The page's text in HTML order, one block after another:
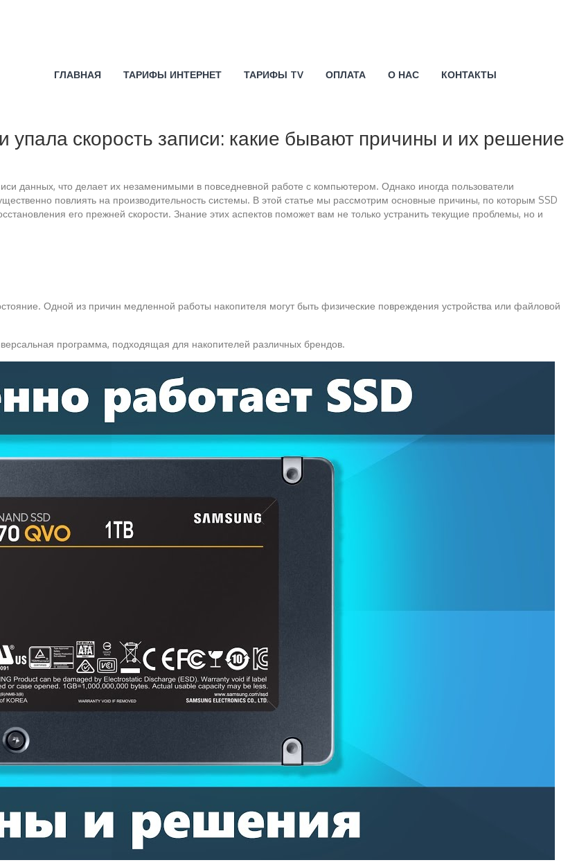
ГЛАВНАЯ ТАРИФЫ ИНТЕРНЕТ ТАРИФЫ TV ОПЛАТА О НАС КОНТАКТЫ
упала скорость записи: какие бывают причины и их решение
данных, что делает их незаменимыми в повседневной работе с компьютером. Однако иногда пользователи
повлиять на производительность системы. В этой статье мы рассмотрим основные причины, по которым SSD
его прежней скорости. Знание этих аспектов поможет вам не только устранить текущие проблемы, но и
Одной из причин медленной работы накопителя могут быть физические повреждения устройства или файловой
программа, подходящая для накопителей различных брендов.